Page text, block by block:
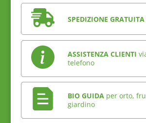
SPEDIZIONE GRATUITA
ASSISTENZA CLIENTI
telefono
BIO GUIDAper orto,
giardino